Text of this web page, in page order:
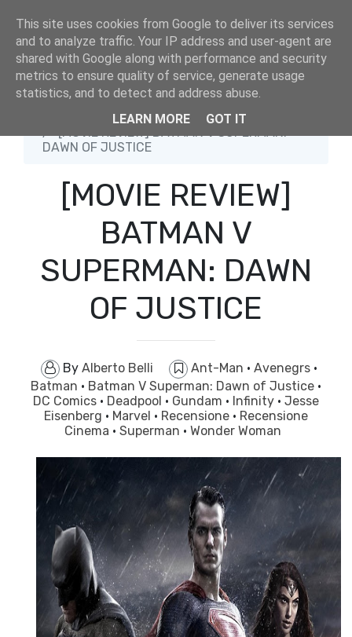
Ant-Man
[MOVIE REVIEW] BATMAN V SUPERMAN:
DAWN OF JUSTICE
[MOVIE REVIEW]
BATMAN V
SUPERMAN: DAWN
OF JUSTICE
By Alberto Belli Ant-Man · Avenegrs ·
Batman · Batman V Superman: Dawn of Justice ·
DC Comics · Deadpool · Gundam · Infinity · Jesse
Eisenberg · Marvel · Recensione · Recensione
Cinema · Superman · Wonder Woman
This site uses cookies from Google to deliver its services
and to analyze traffic. Your IP address and user-agent are
shared with Google along with performance and security
metrics to ensure quality of service, generate usage
statistics, and to detect and address abuse.
LEARN MORE
GOT IT